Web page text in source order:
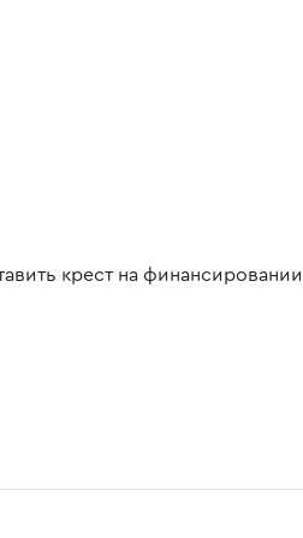
крест на финансировании